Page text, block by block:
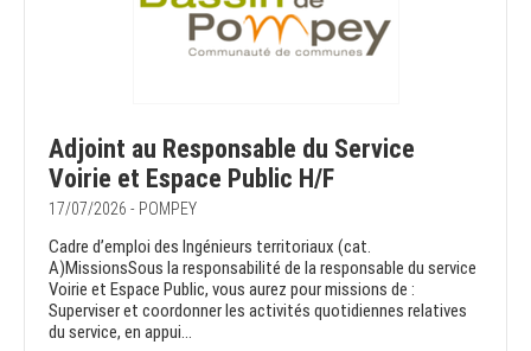
Adjoint au Responsable du Service
Voirie et Espace Public H/F
17/07/2026 - POMPEY
Cadre d’emploi des Ingénieurs territoriaux (cat.
A)MissionsSous la responsabilité de la responsable du service
Voirie et Espace Public, vous aurez pour missions de :
Superviser et coordonner les activités quotidiennes relatives
du service, en appui...